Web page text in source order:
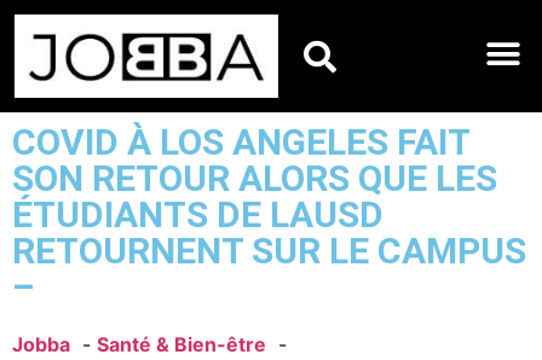
COVID À LOS ANGELES FAIT
SON RETOUR ALORS QUE LES
ÉTUDIANTS DE LAUSD
RETOURNENT SUR LE CAMPUS
–
Jobba
Santé & Bien-être